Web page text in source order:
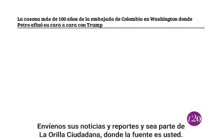
La casona más de 100 años de la embajada de Colombia en Washington donde
Petro afinó su cara a cara con Trump